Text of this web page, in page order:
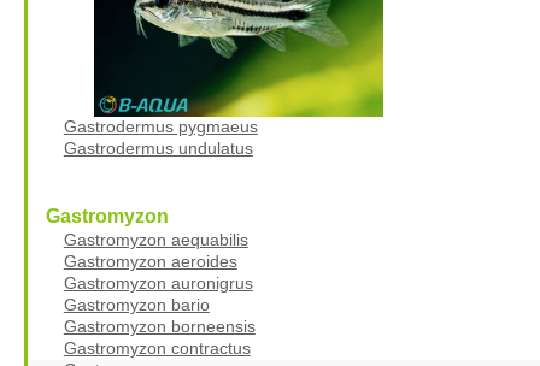
Gastrodermus pygmaeus
Gastrodermus undulatus
Gastromyzon
Gastromyzon aequabilis
Gastromyzon aeroides
Gastromyzon auronigrus
Gastromyzon bario
Gastromyzon borneensis
Gastromyzon contractus